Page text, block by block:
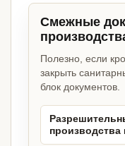
Смежные
Полезно, если
закрыть
блок документов.
производства